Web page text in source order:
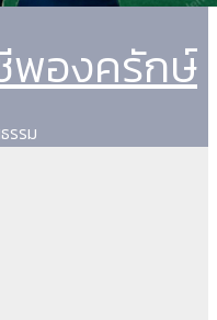
พองครักษ์
รรม